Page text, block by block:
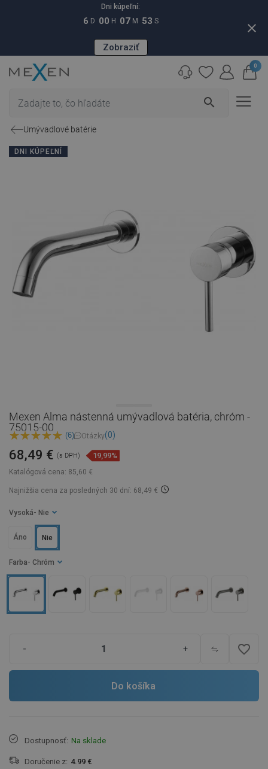
Dni kúpeľní:
6 D 00 H 07 M 52 S
Zobraziť
close
search
0
Umývadlové batérie
DNI KÚPEĽNÍ
Mexen Alma nástenná umývadlová batéria, chróm -
75015-00
(6) Otázky(0)
Katalógová cena: 85,60 €
68,49 € (s DPH) 19,99%
Najnižšia cena za posledných 30 dní: 68,49 €
Farba - Chróm
Vysoká - Nie
Nie
Áno
- + favorite_border
Do košíka
Dostupnosť: Na sklade
Doručenie z: 4.99 €